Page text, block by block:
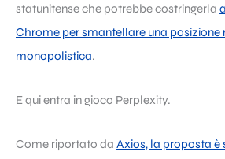
statunitense che potrebbe costringerla
Chrome per smantellare una posizione
monopolistica.
E qui entra in gioco Perplexity.
Come riportato da Axios, la proposta